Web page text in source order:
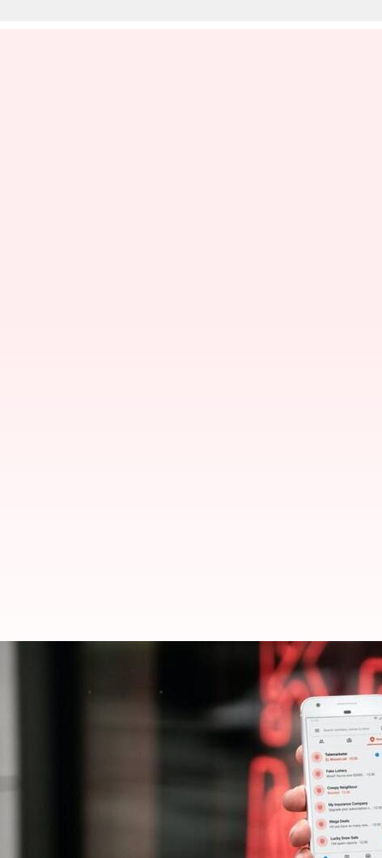
टेक्स्ट मेसेज के जरिए चोरी हो सकता
OS में यूजर्स को थर्ड-पार्टी ऐप्स इंस्टॉल करने का
आए दिन एंड्रॉयड डिवाइसेज पर फिशिंग स्कैम्स और अटैक्स
नया मामला भी एक मालवेयर से जुड़ा है, जिसे DHL कंपनी